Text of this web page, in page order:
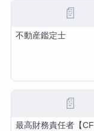
📄
不動産鑑定士
📄
最高財務責任者【